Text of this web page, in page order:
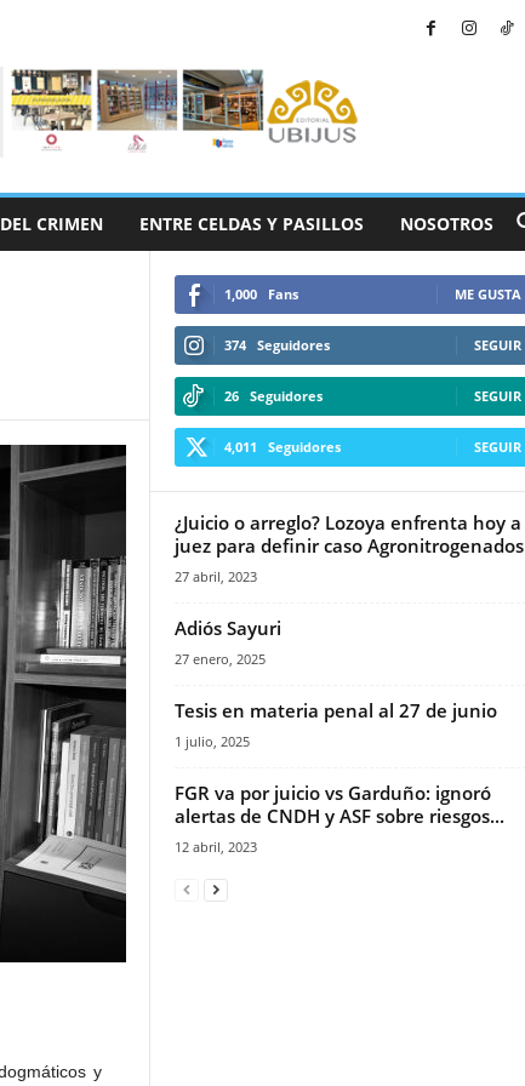
CRIMEN ENTRE CELDAS Y PASILLOS NOSOTROS
y
1,000 Fans ME GUSTA
374 Seguidores SEGUIR
26 Seguidores SEGUIR
4,011 Seguidores SEGUIR
¿Juicio o arreglo? Lozoya enfrenta hoy a
juez para definir caso Agronitrogenados
27 abril, 2023
Adiós Sayuri
27 enero, 2025
Tesis en materia penal al 27 de junio
1 julio, 2025
FGR va por juicio vs Garduño: ignoró
alertas de CNDH y ASF sobre riesgos...
12 abril, 2023